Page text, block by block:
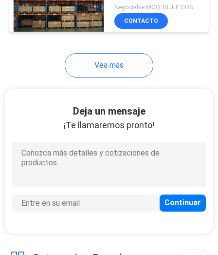
de inclinación de 75 mm
/ Reposables de paletas
de fábrica
Negociable MOQ:10 JUEGOS
CONTACTO
Vea más
Deja un mensaje
¡Te llamaremos pronto!